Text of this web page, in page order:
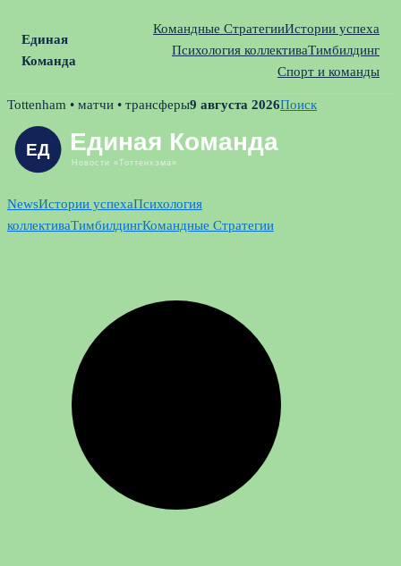
Единая
Команда
Командные СтратегииИстории успеха
Психология коллективаТимбилдинг
Спорт и команды
Skip
content
Tottenham • матчи • трансферы9 августа 2026Поиск
NewsИстории успехаПсихология
коллективаТимбилдингКомандные Стратегии